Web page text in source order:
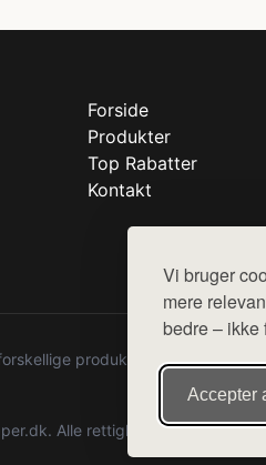
Vi bruger
mere
bedre –
Accepter
Forside
Produkter
Top Rabatter
Kontakt
produkter fra diverse
Alle rettigheder forbeholdes.